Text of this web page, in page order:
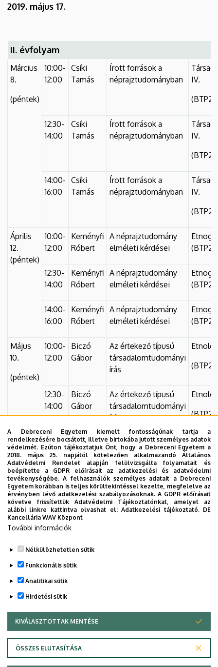
2019. május 17.
II. évfolyam
Március
8.
(péntek)
10:00-
12:00
Csíki
Tamás
Írott források a
néprajztudományban
IV.
12:30-
14:00
Csíki
Tamás
Írott források a
néprajztudományban
IV.
14:00-
16:00
Csíki
Tamás
Írott források a
néprajztudományban
IV.
Április
12.
(péntek)
10:00-
12:00
Keményfi
Róbert
A néprajztudomány
elméleti kérdései
12:30-
14:00
Keményfi
Róbert
A néprajztudomány
elméleti kérdései
14:00-
16:00
Keményfi
Róbert
A néprajztudomány
elméleti kérdései
Május
10.
(péntek)
10:00-
12:00
Biczó
Gábor
Az értekező típusú
társadalomtudományi
írás
12:30-
14:00
Biczó
Gábor
Az értekező típusú
társadalomtudományi
írás
14:00-
16:00
Biczó
Gábor
Az értekező típusú
társadalomtudományi
írás
A disszertációfejezet beküldési határideje: 2019.
május 17.
Legutóbbi frissítés: 2023. 03. 26. 20:05
Adatvédelem
A Debreceni Egyetem kiemelt fontosságúnak tartja a
rendelkezésére bocsátott, illetve birtokába jutott személyes adatok
védelmét. Ezúton tájékoztatjuk Önt, hogy a Debreceni Egyetem a
2018. május 25. napjától kötelezően alkalmazandó Általános
Adatvédelmi Rendelet alapján felülvizsgálta folyamatait és
beépítette a GDPR előírásait az adatkezelési és adatvédelmi
tevékenységébe. A felhasználók személyes adatait a Debreceni
Egyetem korábban is teljes körültekintéssel kezelte, megfelelve az
érvényben lévő adatkezelési szabályozásoknak. A GDPR előírásait
követve frissítettük Adatvédelmi Tájékoztatónkat, amelyet az
alábbi linkre kattintva olvashat el:Adatkezelési tájékoztató. DE
Kancellária WAV Központ
További információk
Nélkülözhetetlen sütik
Funkcionális sütik
Analitikai sütik
Hirdetési sütik
KIVÁLASZTOTTAK MENTÉSE
ÖSSZES ELUTASÍTÁSA
WITHDRAW CONSENT